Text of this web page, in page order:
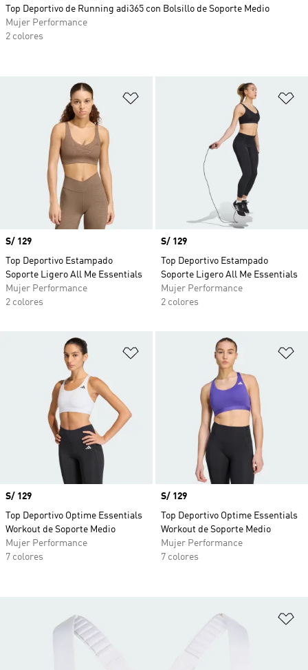
Añadir a la lista de deseos
Precio
S/ 129
Top Deportivo Estampado
Soporte Ligero All Me Essentials
Mujer Performance
2 colores
Precio
S/ 129
Top Deportivo Estampado
Soporte Ligero All Me Essentials
Mujer Performance
2 colores
Añadir a la lista de deseos
Precio
S/ 129
Top Deportivo Optime Essentials
Workout de Soporte Medio
Mujer Performance
7 colores
Precio
S/ 129
Top Deportivo Optime Essentials
Workout de Soporte Medio
Mujer Performance
7 colores
Top Deportivo de Running adi365 con Bolsillo de Soporte Medio
Mujer Performance
2 colores